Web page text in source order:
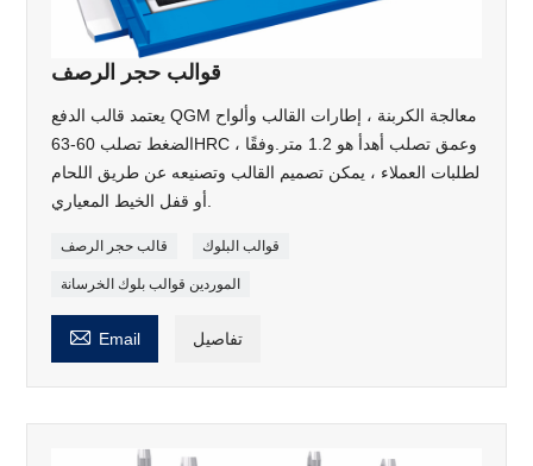
قوالب حجر الرصف
يعتمد قالب الدفع QGM معالجة الكربنة ، إطارات القالب وألواح
الضغط تصلب 60-63HRC ، وعمق تصلب أهدأ هو 1.2 متر.وفقًا
لطلبات العملاء ، يمكن تصميم القالب وتصنيعه عن طريق اللحام
أو قفل الخيط المعياري.
قالب حجر الرصف قوالب البلوك
الموردين قوالب بلوك الخرسانة
 Email تفاصيل